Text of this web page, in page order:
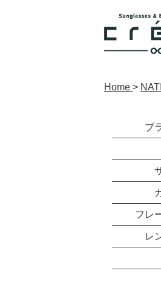
Home >
ブ
フレ
レ